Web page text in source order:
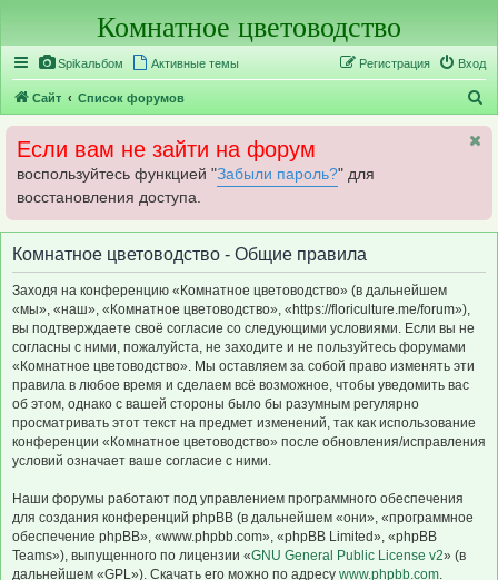
Комнатное цветоводство
Spikальбом Активные темы Вход
Регистрация
Сайт Список форумов
о
Если вам не зайти на форум
воспользуйтесь функцией "Забыли пароль?" для
восстановления доступа.
Комнатное цветоводство - Общие правила
Заходя на конференцию «Комнатное цветоводство» (в дальнейшем
«мы», «наш», «Комнатное цветоводство», «https://floriculture.me/forum»),
вы подтверждаете своё согласие со следующими условиями. Если вы не
согласны с ними, пожалуйста, не заходите и не пользуйтесь форумами
«Комнатное цветоводство». Мы оставляем за собой право изменять эти
правила в любое время и сделаем всё возможное, чтобы уведомить вас
об этом, однако с вашей стороны было бы разумным регулярно
просматривать этот текст на предмет изменений, так как использование
конференции «Комнатное цветоводство» после обновления/исправления
условий означает ваше согласие с ними.
Наши форумы работают под управлением программного обеспечения
для создания конференций phpBB (в дальнейшем «они», «программное
обеспечение phpBB», «www.phpbb.com», «phpBB Limited», «phpBB
Teams»), выпущенного по лицензии «GNU General Public License v2» (в
дальнейшем «GPL»). Скачать его можно по адресу www.phpbb.com.